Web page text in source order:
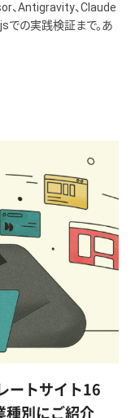
、Antigravity、Claude
での実践検証まで。あ
ートサイト16
種別にご紹介